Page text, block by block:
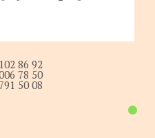
86 92
78 50
50 08